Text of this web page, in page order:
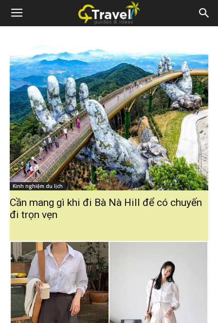
Kinh nghiệm du lịch
Cần mang gì khi đi Bà Nà Hill để có chuyến
đi trọn vẹn